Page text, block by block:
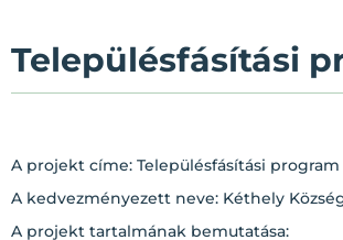
Településfásítási
A projekt címe: Településfásítási program
A kedvezményezett neve: Kéthely
A projekt tartalmának bemutatása: